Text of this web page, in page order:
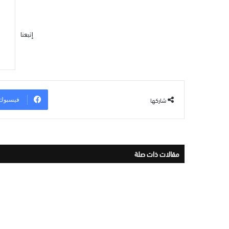
إتبعنا
شاركها
مقالات ذات صلة